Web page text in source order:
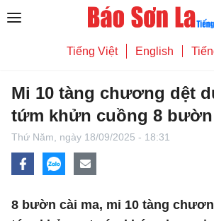
Tiếng Việt English
Mi 10 tàng chương dệt
tứm khửn cuồng 8 bườn
Thứ Năm, ngày 18/09/2025 - 18:31
8 bườn cài ma, mi 10 tàng